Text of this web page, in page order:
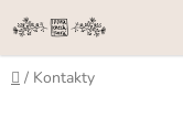
Přejít
na
obsah
Domů
/ Kontakty